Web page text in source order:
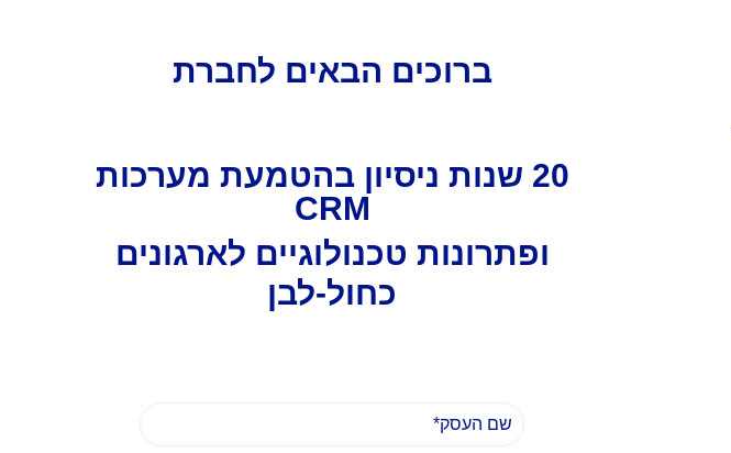
ברוכים הבאים לחברת
20 שנות ניסיון
בהטמעת מערכות
CRM
ופתרונות טכנולוגיים לארגונים
כחול-לבן